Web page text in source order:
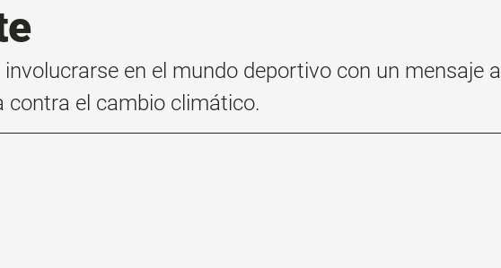
en el mundo deportivo con un mensaje a
contra el cambio climático.